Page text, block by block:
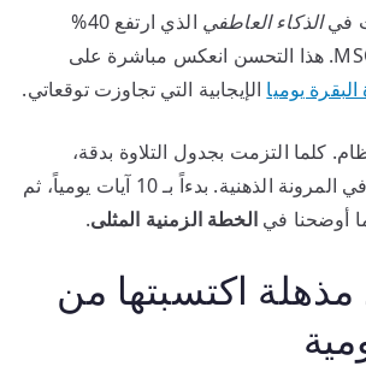
فيالذكاء العاطفي
الذي ارتفع 40%
يوميا الإيجابية التي تجاوزت توقعاتي.
كلما التزمت بجدول التلاوة بدقة،
لاحظت تحسناً أكبر في المرونة الذهنية. بدءاً بـ 10 آيات يومياً، ثم
أوضحنا فيالخطة الزمنية المثلى.
مذهلة اكتسبتها من